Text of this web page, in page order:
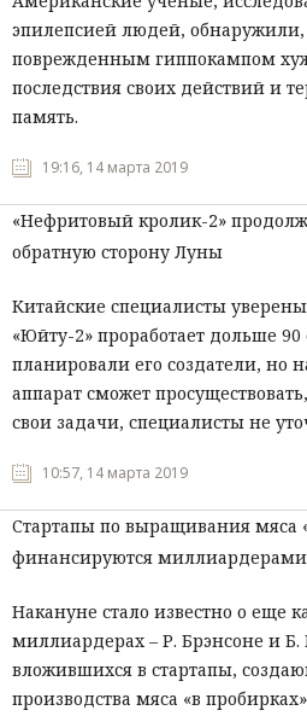
эпилепсией людей,
поврежденным гиппокампом
последствия своих действий и
память.
19:16, 14 марта 2019
«Нефритовый кролик-2»
обратную сторону Луны
Китайские специалисты
«Юйту-2» проработает дольше
планировали его создатели, но
аппарат сможет
свои задачи, специалисты не
10:57, 14 марта 2019
Стартапы по выращивания мяса
финансируются миллиардерами
Накануне стало известно о еще
миллиардерах – Р. Брэнсоне и Б.
вложившихся в стартапы,
производства мяса «в